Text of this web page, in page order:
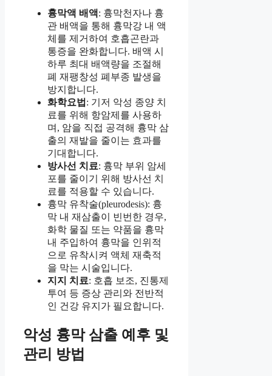
흉막액 배액: 흉막천자나 흉
관 배액을 통해 흉막강 내 액
체를 제거하여 호흡곤란과
통증을 완화합니다. 배액 시
하루 최대 배액량을 조절해
폐 재팽창성 폐부종 발생을
방지합니다.
화학요법 : 기저 악성 종양 치
료를 위해 항암제를 사용하
며, 암을 직접 공격해 흉막 삼
출의 재발을 줄이는 효과를
기대합니다.
방사선 치료: 흉막 부위 암세
포를 줄이기 위해 방사선 치
료를 적용할 수 있습니다.
흉막 유착술(pleurodesis): 흉
막 내 재삼출이 빈번한 경우,
화학 물질 또는 약품을 흉막
내 주입하여 흉막을 인위적
으로 유착시켜 액체 재축적
을 막는 시술입니다.
지지 치료: 호흡 보조, 진통제
투여 등 증상 관리와 전반적
인 건강 유지가 필요합니다.
악성 흉막 삼출 예후 및
관리 방법